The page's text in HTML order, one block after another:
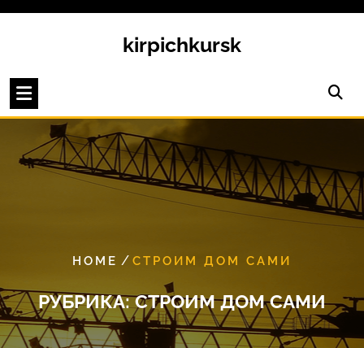
kirpichkursk
HOME / СТРОИМ ДОМ САМИ
РУБРИКА:СТРОИМ ДОМ САМИ